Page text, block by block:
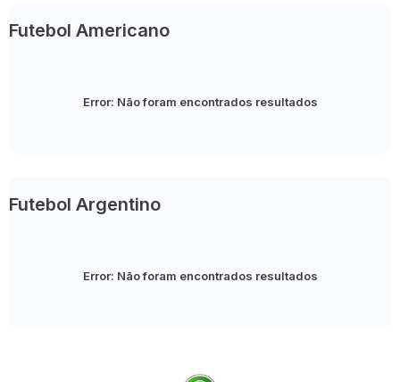
Futebol Americano
Error: Não foram encontrados resultados
Futebol Argentino
Error: Não foram encontrados resultados